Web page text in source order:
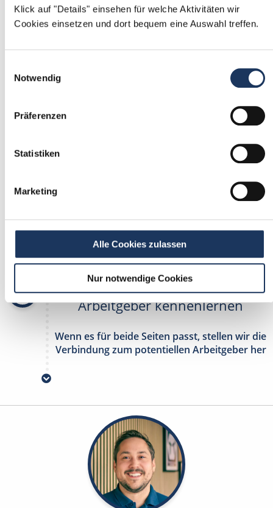
Klick auf "Details" einsehen für welche Aktivitäten wir
Cookies einsetzen und dort bequem eine Auswahl treffen.
Notwendig
Präferenzen
Statistiken
Marketing
Alle Cookies zulassen
Nur notwendige Cookies
Mit*markierte Felder sind Pflichtfelder
Passende Stellenangebote
stetig neue Stellenangebote erhalten
ohne selbst zu suchen
3
Arbeitgeber kennenlernen
Wenn es für beide Seiten passt, stellen wir die
Verbindung zum potentiellen Arbeitgeber her